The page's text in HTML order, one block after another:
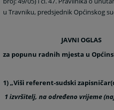
u Travniku, predsjednik Općinskog
JAVNI OGLAS
za popunu radnih mjesta u
1) „Viši referent-sudski
1 izvršitelj, na određeno vrijeme